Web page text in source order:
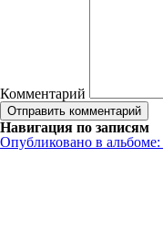
Комментарий
Навигация по записям
Опубликовано в альбоме: